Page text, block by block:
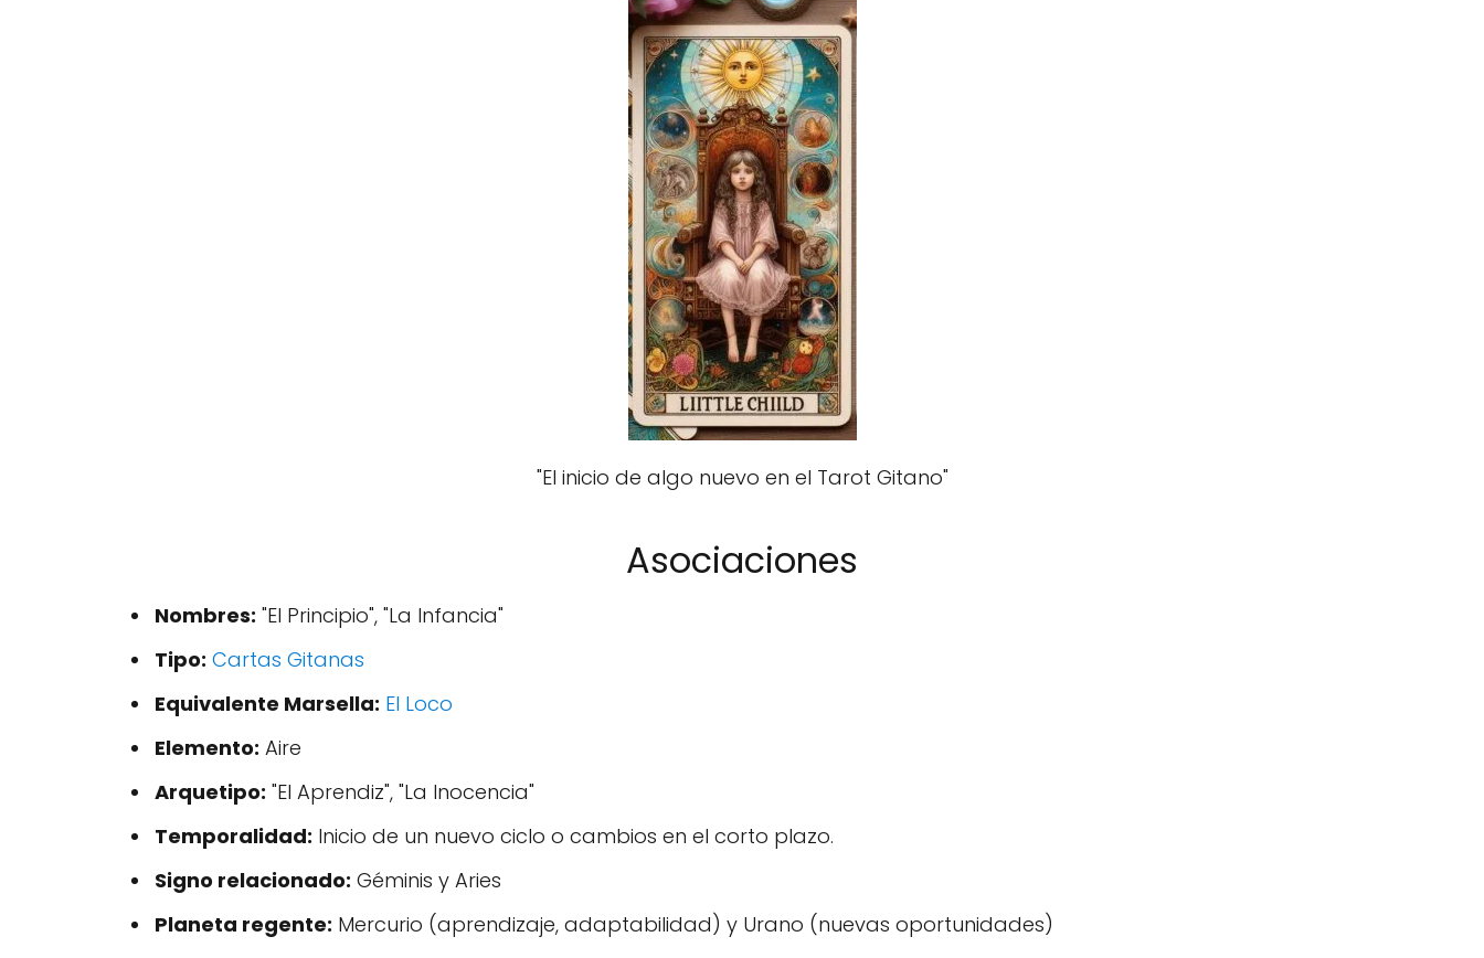
"El inicio de algo nuevo en el Tarot Gitano"
Asociaciones
Nombres: "El Principio", "La Infancia"
Tipo: Cartas Gitanas
Equivalente Marsella: El Loco
Elemento: Aire
Arquetipo: "El Aprendiz", "La Inocencia"
Temporalidad: Inicio de un nuevo ciclo o cambios en el corto plazo.
Signo relacionado: Géminis y Aries
Planeta regente: Mercurio (aprendizaje, adaptabilidad) y Urano (nuevas oportunidades)